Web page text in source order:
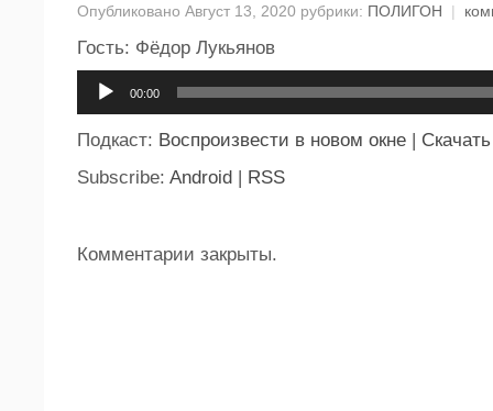
Опубликовано Август 13, 2020 рубрики: ПОЛИГОН |
Гость: Фёдор Лукьянов
00:00
Подкаст: Воспроизвести в новом окне | Скачать
Subscribe: Android | RSS
Комментарии закрыты.